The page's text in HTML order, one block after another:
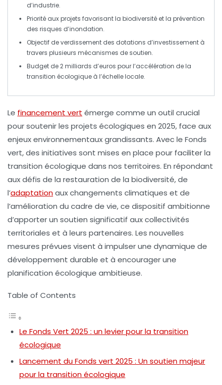
d’industrie.
Priorité aux projets favorisant la biodiversité et la prévention
des risques d’inondation.
Objectif deverdissement des dotations d’investissement à
travers plusieurs mécanismes de soutien.
Budget de2 milliards d’euros pour l’accélération de la
transition écologique à l’échelle locale.
Le financement vert émerge comme un outil crucial
pour soutenir les projets écologiques en 2025, face aux
enjeux environnementaux grandissants. Avec le Fonds
vert, des initiatives sont mises en place pour faciliter la
transition écologique dans nos territoires. En répondant
aux défis de la restauration de la biodiversité, de
l’adaptationauxchangements climatiques et de
l’amélioration du cadre de vie, ce dispositif ambitionne
d’apporter un soutien significatif aux collectivités
territoriales et à leurs partenaires. Les nouvelles
mesures prévues visent à impulser une dynamique de
développement durable et à encourager une
planification écologique ambitieuse.
Table of Contents
Le Fonds Vert 2025 : un levier pour la transition
écologique
Lancement du Fonds vert 2025 : Un soutien majeur
pour la transition écologique